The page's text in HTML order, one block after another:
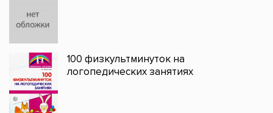
100 физкультминуток на
логопедических занятиях